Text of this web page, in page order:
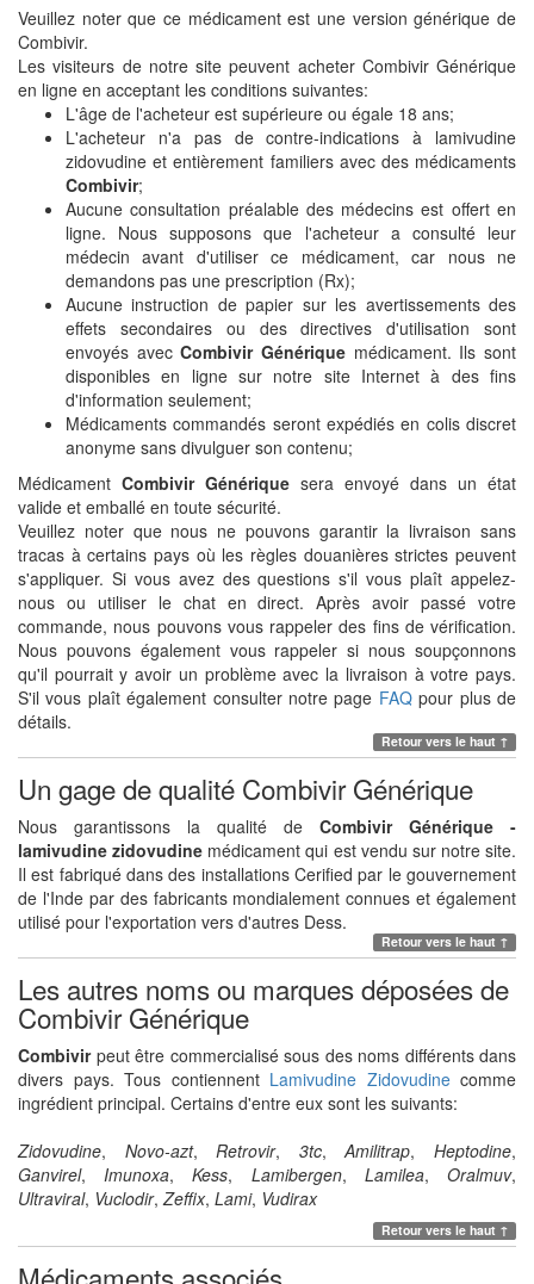
Veuillez noter que ce médicament est une version générique de
Combivir.
Les visiteurs de notre site peuvent acheter Combivir Générique
en ligne en acceptant les conditions suivantes:
L'âge de l'acheteur est supérieure ou égale 18 ans;
L'acheteur n'a pas de contre-indications à lamivudine
zidovudine et entièrement familiers avec des médicaments
Combivir;
Aucune consultation préalable des médecins est offert en
ligne. Nous supposons que l'acheteur a consulté leur
médecin avant d'utiliser ce médicament, car nous ne
demandons pas une prescription (Rx);
Aucune instruction de papier sur les avertissements des
effets secondaires ou des directives d'utilisation sont
envoyés avecCombivir Générique médicament. Ils sont
disponibles en ligne sur notre site Internet à des fins
d'information seulement;
Médicaments commandés seront expédiés en colis discret
anonyme sans divulguer son contenu;
Médicament Combivir Générique sera envoyé dans un état
valide et emballé en toute sécurité.
Veuillez noter que nous ne pouvons garantir la livraison sans
tracas à certains pays où les règles douanières strictes peuvent
s'appliquer. Si vous avez des questions s'il vous plaît appelez-
nous ou utiliser le chat en direct. Après avoir passé votre
commande, nous pouvons vous rappeler des fins de vérification.
Nous pouvons également vous rappeler si nous soupçonnons
qu'il pourrait y avoir un problème avec la livraison à votre pays.
S'il vous plaît également consulter notre page FAQpour plus de
détails.
Retour vers le haut ↑
Un gage de qualité Combivir Générique
Nous garantissons la qualité de Combivir Générique -
lamivudine zidovudine médicament qui est vendu sur notre site.
Il est fabriqué dans des installations Cerified par le gouvernement
de l'Inde par des fabricants mondialement connues et également
utilisé pour l'exportation vers d'autres Dess.
Retour vers le haut ↑
Les autres noms ou marques déposées de
Combivir Générique
Combivirpeut être commercialisé sous des noms différents dans
divers pays. Tous contiennent Lamivudine Zidovudinecomme
ingrédient principal. Certains d'entre eux sont les suivants:
Zidovudine, Novo-azt, Retrovir, 3tc,Amilitrap,Heptodine,
Ganvirel, Imunoxa,Kess, Lamibergen, Lamilea,Oralmuv,
Ultraviral, Vuclodir, Zeffix, Lami, Vudirax
Retour vers le haut ↑
Médicaments associés